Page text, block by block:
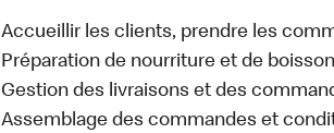
Accueillir les clients, prendre les
Préparation de nourriture et de
Gestion des livraisons et des
Assemblage des commandes et